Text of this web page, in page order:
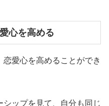
心を高める
愛心を高めることができ
ップを見て、 自分も同じ